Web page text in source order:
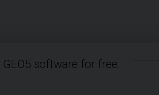
GEO5 software for free.